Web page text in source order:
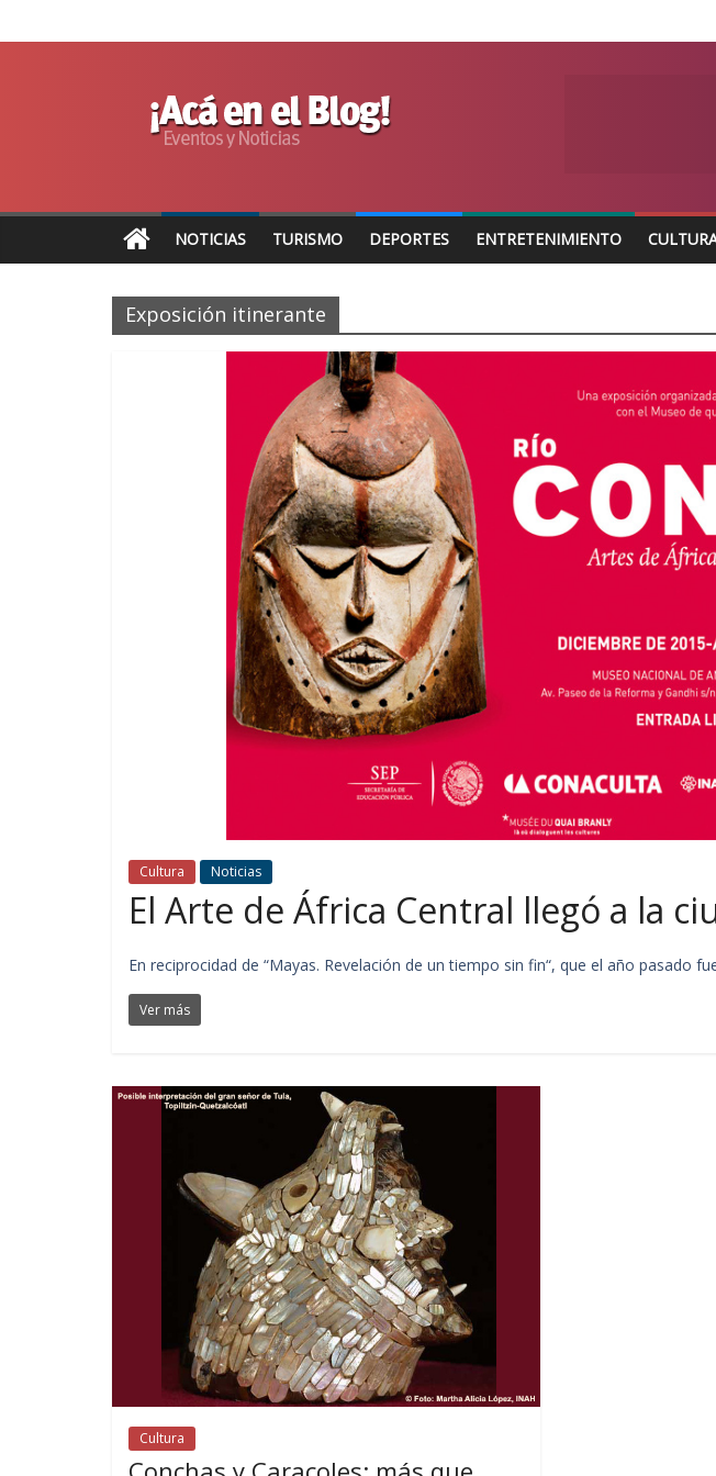
NOTICIAS TURISMO DEPORTES ENTRETENIMIENTO
Exposición itinerante
Cultura Noticias
El Arte de África Central llegó a la
En reciprocidad de “Mayas. Revelación de un tiempo sin fin“, que el año pasado
Ver más
Cultura